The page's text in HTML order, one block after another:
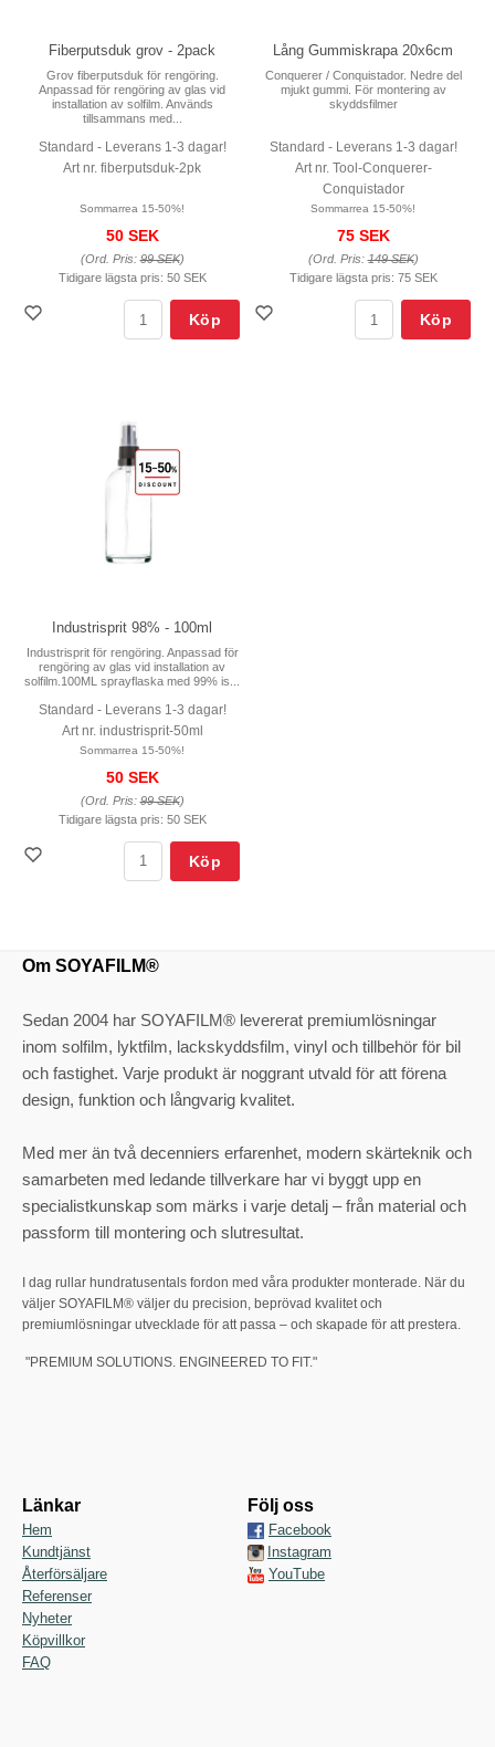
Fiberputsduk grov - 2pack
Grov fiberputsduk för rengöring.
Anpassad för rengöring av glas vid
installation av solfilm. Används
tillsammans med...
Standard - Leverans 1-3 dagar!
Art nr. fiberputsduk-2pk
Sommarrea 15-50%!
50 SEK
(Ord. Pris:99 SEK)
Tidigare lägsta pris: 50 SEK
Köp
Lång Gummiskrapa 20x6cm
Conquerer / Conquistador. Nedre del
mjukt gummi. För montering av
skyddsfilmer
Standard - Leverans 1-3 dagar!
Art nr. Tool-Conquerer-
Conquistador
Sommarrea 15-50%!
75 SEK
(Ord. Pris:149 SEK)
Tidigare lägsta pris: 75 SEK
Köp
Industrisprit 98% - 100ml
Industrisprit för rengöring. Anpassad för
rengöring av glas vid installation av
solfilm.100ML sprayflaska med 99% is...
Standard - Leverans 1-3 dagar!
Art nr. industrisprit-50ml
Sommarrea 15-50%!
50 SEK
(Ord. Pris:99 SEK)
Tidigare lägsta pris: 50 SEK
Köp
Om SOYAFILM®
Sedan 2004 har SOYAFILM® levererat premiumlösningar
inom solfilm, lyktfilm, lackskyddsfilm, vinyl och tillbehör för bil
och fastighet. Varje produkt är noggrant utvald för att förena
design, funktion och långvarig kvalitet.
Med mer än två decenniers erfarenhet, modern skärteknik och
samarbeten med ledande tillverkare har vi byggt upp en
specialistkunskap som märks i varje detalj – från material och
passform till montering och slutresultat.
I dag rullar hundratusentals fordon med våra produkter monterade. När du
väljer SOYAFILM® väljer du precision, beprövad kvalitet och
premiumlösningar utvecklade för att passa – och skapade för att prestera.
"PREMIUM SOLUTIONS. ENGINEERED TO FIT."
Länkar
Hem
Kundtjänst
Återförsäljare
Referenser
Nyheter
Köpvillkor
FAQ
Följ oss
Facebook
Instagram
YouTube